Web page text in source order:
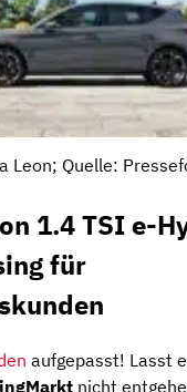
Leon; Quelle:
1.4 TSI e-
für
aufgepasst! Lasst
nicht